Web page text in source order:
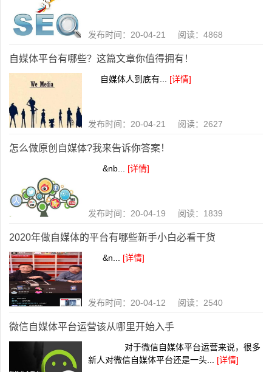
发布时间：20-04-21 阅读：4868
自媒体平台有哪些？这篇文章你值得拥有！
自媒体人到底有... [详情]
发布时间：20-04-21 阅读：2627
怎么做原创自媒体?我来告诉你答案！
&nb... [详情]
发布时间：20-04-19 阅读：1839
2020年做自媒体的平台有哪些新手小白必看干货
&n... [详情]
发布时间：20-04-12 阅读：2540
微信自媒体平台运营该从哪里开始入手
对于微信自媒体平台运营来说，很多
新人对微信自媒体平台还是一头... [详情]